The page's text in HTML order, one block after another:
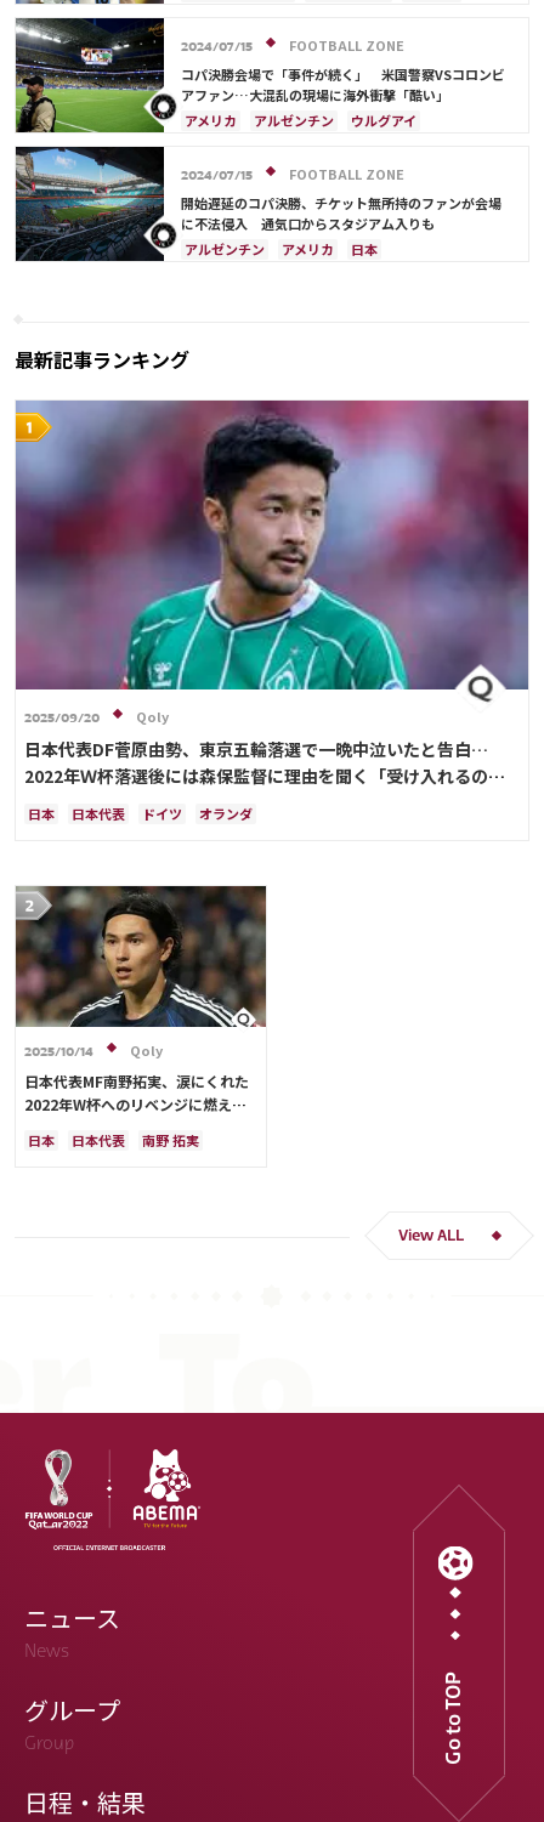
2024/07/15
FOOTBALL ZONE
コパ決勝会場で「事件が続く」 米国警察VSコロンビ
アファン…大混乱の現場に海外衝撃「酷い」
アメリカ
アルゼンチン
ウルグアイ
2024/07/15
FOOTBALL ZONE
開始遅延のコパ決勝、チケット無所持のファンが会場
に不法侵入 通気口からスタジアム入りも
アルゼンチン
アメリカ 日本
最新記事ランキング
2025/09/20 Qoly
日本代表DF菅原由勢、東京五輪落選で一晩中泣いたと告白…
2022年Ｗ杯落選後には森保監督に理由を聞く「受け入れるのは
難しかった」
日本 日本代表 ドイツ オランダ
2025/10/14 Qoly
日本代表MF南野拓実、涙にくれた
2022年W杯へのリベンジに燃える
ー人生をかけた戦い」
日本 日本代表
南野 拓実
View ALL
ニュース
News
グループ
Group
日程・結果
Go to TOP